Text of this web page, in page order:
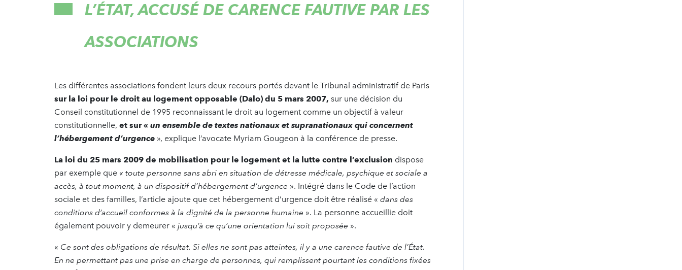
L’ÉTAT, ACCUSÉ DE CARENCE FAUTIVE PAR LES
ASSOCIATIONS
Les différentes associations fondent leurs deux recours portés devant le Tribunal administratif de Paris
sur la loi pour le droit au logement opposable (Dalo) du 5 mars 2007, sur une décision du
Conseil constitutionnel de 1995 reconnaissant le droit au logement comme un objectif à valeur
constitutionnelle, et sur « un ensemble de textes nationaux et supranationaux qui concernent
l’hébergement d’urgence », explique l’avocate Myriam Gougeon à la conférence de presse.
La loi du 25 mars 2009 de mobilisation pour le logement et la lutte contre l’exclusion dispose
par exemple que « toute personne sans abri en situation de détresse médicale, psychique et sociale a
accès, à tout moment, à un dispositif d’hébergement d’urgence ». Intégré dans le Code de l’action
sociale et des familles, l’article ajoute que cet hébergement d’urgence doit être réalisé « dans des
conditions d’accueil conformes à la dignité de la personne humaine ». La personne accueillie doit
également pouvoir y demeurer « jusqu’à ce qu’une orientation lui soit proposée ».
« Ce sont des obligations de résultat. Si elles ne sont pas atteintes, il y a une carence fautive de l’État.
En ne permettant pas une prise en charge de personnes, qui remplissent pourtant les conditions fixées